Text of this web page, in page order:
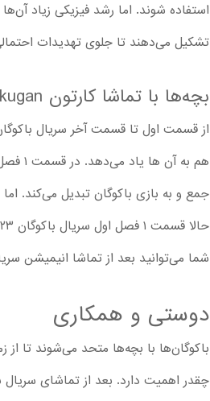
استفاده شوند. اما رشد فیزیکی زیاد
تشکیل می‌دهند تا جلوی تهدیدات
بچه‌ها با تماشا کارتون Bakugan چه چیزهایی یاد می‌گیرند؟
از قسمت اول تا قسمت آخر سریال
هم به آن ها یاد می‌دهد. در قسمت ۱ فصل اول
جمع و به بازی باکوگان تبدیل می‌کند.
شما می‌توانید بعد از تماشا انیمیشن
دوستی و همکاری
باکوگان‌ها با بچه‌ها متحد می‌شوند تا
چقدر اهمیت دارد. بعد از تماشای سریال